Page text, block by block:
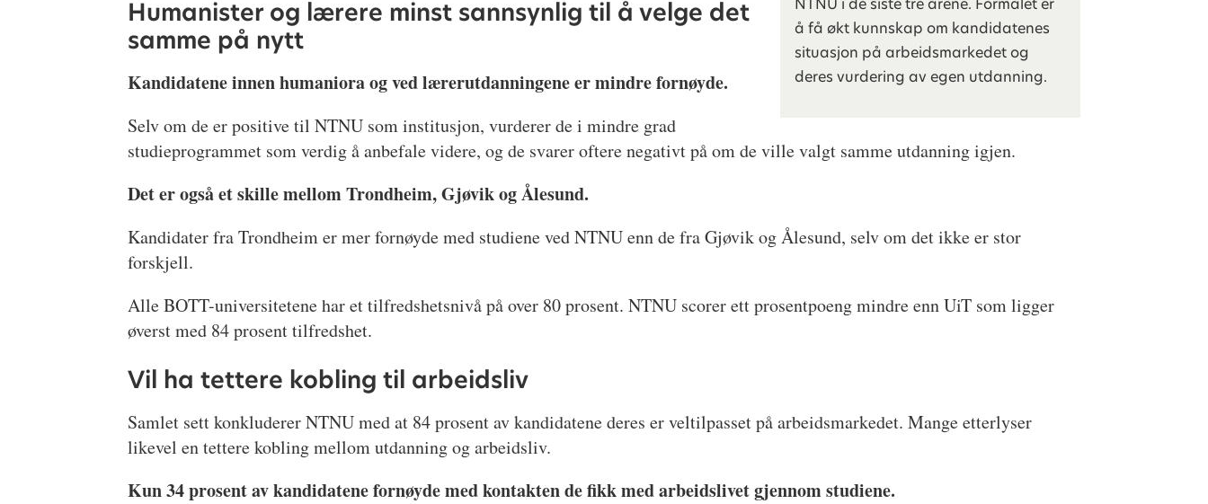
NTNU i de siste tre årene. Formålet er
å få økt kunnskap om kandidatenes
situasjon på arbeidsmarkedet og
deres vurdering av egen utdanning.
Humanister og lærere minst sannsynlig til å velge det
samme på nytt
Kandidatene innen humaniora og ved lærerutdanningene er mindre fornøyde.
Selv om de er positive til NTNU som institusjon, vurderer de i mindre grad
studieprogrammet som verdig å anbefale videre, og de svarer oftere negativt på om de ville valgt samme utdanning igjen.
Det er også et skille mellom Trondheim, Gjøvik og Ålesund.
Kandidater fra Trondheim er mer fornøyde med studiene ved NTNU enn de fra Gjøvik og Ålesund, selv om det ikke er stor
forskjell.
Alle BOTT-universitetene har et tilfredshetsnivå på over 80 prosent. NTNU scorer ett prosentpoeng mindre enn UiT som ligger
øverst med 84 prosent tilfredshet.
Vil ha tettere kobling til arbeidsliv
Samlet sett konkluderer NTNU med at 84 prosent av kandidatene deres er veltilpasset på arbeidsmarkedet. Mange etterlyser
likevel en tettere kobling mellom utdanning og arbeidsliv.
Kun 34 prosent av kandidatene fornøyde med kontakten de fikk med arbeidslivet gjennom studiene.